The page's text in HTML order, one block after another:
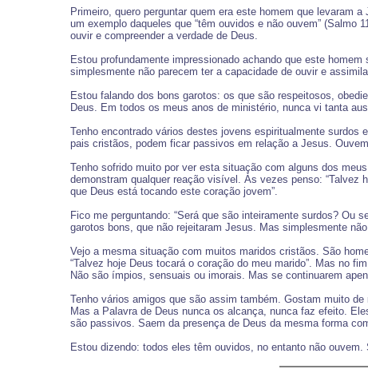
Primeiro, quero perguntar quem era este homem que levaram
um exemplo daqueles que “têm ouvidos e não ouvem”
ouvir e compreender a verdade de Deus.
Estou profundamente impressionado achando que este
simplesmente não parecem ter a capacidade de ouvir e
Estou falando dos bons garotos: os que são respeitosos,
Deus. Em todos os meus anos de ministério, nunca vi tanta
Tenho encontrado vários destes jovens espiritualmente surdos
pais cristãos, podem ficar passivos em relação a Jesus.
Tenho sofrido muito por ver esta situação com alguns dos
demonstram qualquer reação visível. Às vezes penso:
que Deus está tocando este coração jovem”.
Fico me perguntando: “Será que são inteiramente surdos? Ou
garotos bons, que não rejeitaram Jesus. Mas simplesmente
Vejo a mesma situação com muitos maridos cristãos. São
“Talvez hoje Deus tocará o coração do meu marido”. Mas no
Não são ímpios, sensuais ou imorais. Mas se continuarem
Tenho vários amigos que são assim também. Gostam muito
Mas a Palavra de Deus nunca os alcança, nunca faz efeito.
são passivos. Saem da presença de Deus da mesma forma
Estou dizendo: todos eles têm ouvidos, no entanto não ouvem.